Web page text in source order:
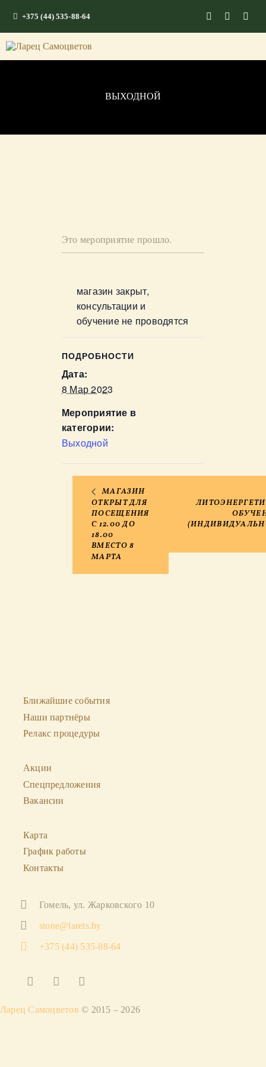
+375 (44) 535-88-64
ВЫХОДНОЙ
ГЛАВНАЯ
ЭНЕРГИЯ ФОРМ
МАГАЗИН
Это мероприятие прошло.
магазин закрыт,
консультации и
обучение не проводятся
ПОДРОБНОСТИ
Дата:
8 Мар 2023
Мероприятие в
категории:
Выходной
МАГАЗИН
ОТКРЫТ ДЛЯ
ПОСЕЩЕНИЯ
C 12.00 ДО
18.00
ВМЕСТО 8
МАРТА
Ближайшие события
Наши партнёры
Релакс процедуры
Акции
Спецпредложения
Вакансии
Карта
График работы
Контакты
Гомель, ул. Жарковского 10
stone@larets.by
+375 (44) 535-88-64
Ларец Самоцветов © 2015 – 2026